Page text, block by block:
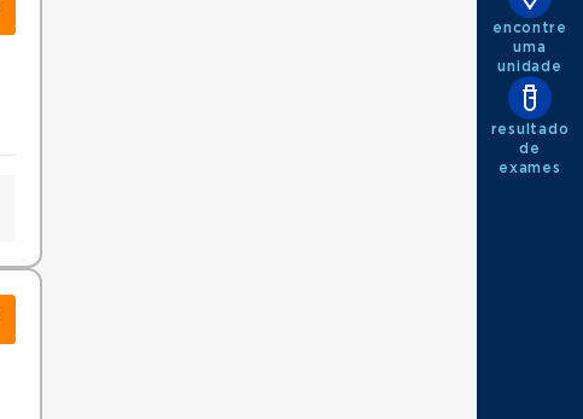
encontre
uma
unidade
resultado
de
exames